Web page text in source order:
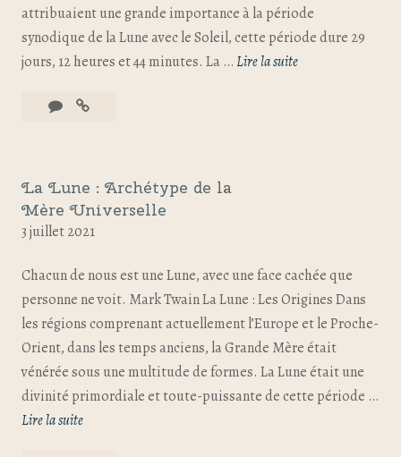
attribuaient une grande importance à la période
synodique de la Lune avec le Soleil, cette période dure 29
jours, 12 heures et 44 minutes. La …Lire la suite
La Lune : Archétype de la
Mère Universelle
3 juillet 2021
Chacun de nous est une Lune, avec une face cachée que
personne ne voit. Mark Twain La Lune : Les Origines Dans
les régions comprenant actuellement l’Europe et le Proche-
Orient, dans les temps anciens, la Grande Mère était
vénérée sous une multitude de formes. La Lune était une
divinité primordiale et toute-puissante de cette période …
Lire la suite